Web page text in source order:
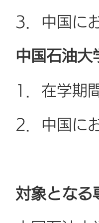
3．中国に
中国石油
1．在学期
2．中国に
対象となる